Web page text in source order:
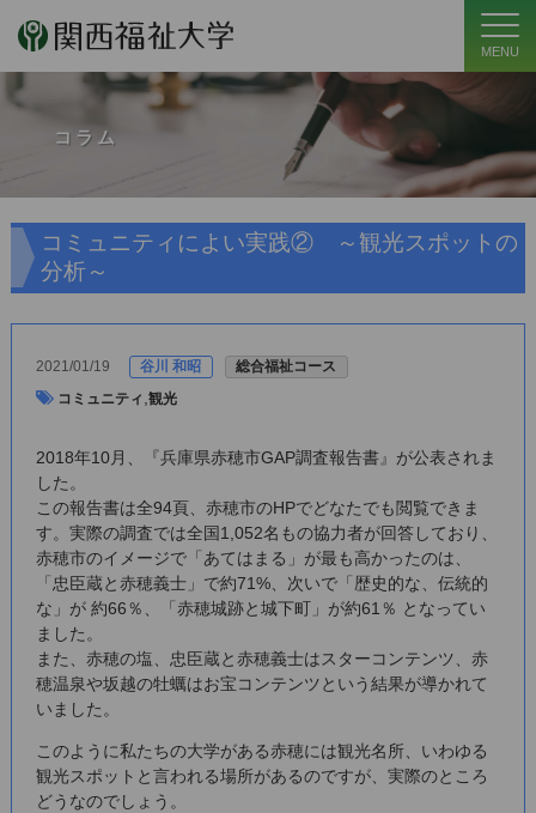
MENU
コラム
コミュニティによい実践② ～観光スポットの
分析～
2021/01/19 谷川 和昭
総合福祉コース
コミュニティ ,観光
2018年10月、『兵庫県赤穂市GAP調査報告書』が公表されま
した。
この報告書は全94頁、赤穂市のHPでどなたでも閲覧できま
す。実際の調査では全国1,052名もの協力者が回答しており、
赤穂市のイメージで「あてはまる」が最も高かったのは、
「忠臣蔵と赤穂義士」で約71%、次いで「歴史的な、伝統的
な」が 約66％、「赤穂城跡と城下町」が約61％ となってい
ました。
また、赤穂の塩、忠臣蔵と赤穂義士はスターコンテンツ、赤
穂温泉や坂越の牡蠣はお宝コンテンツという結果が導かれて
いました。
このように私たちの大学がある赤穂には観光名所、いわゆる
観光スポットと言われる場所があるのですが、実際のところ
どうなのでしょう。